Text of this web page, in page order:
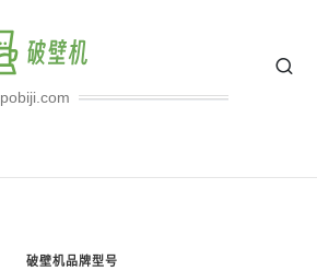
pobiji.com
破壁机品牌型号